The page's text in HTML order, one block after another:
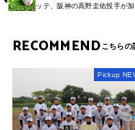
ッテ、阪神の高野圭佑投手が加
RECOMMEND
Pickup